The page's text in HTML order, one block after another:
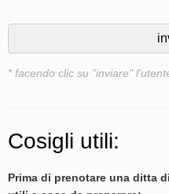
* facendo clic su "inviare"
Cosigli utili:
Prima di prenotare una ditta